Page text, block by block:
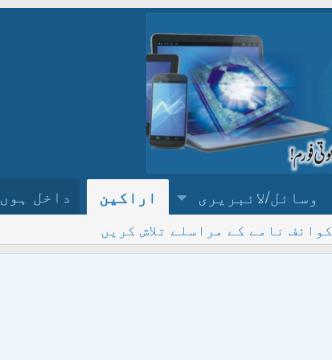
وسائل/لائبریری اراکین داخل ہوں
کوائف نامے کے مراسلے تلاش کریں